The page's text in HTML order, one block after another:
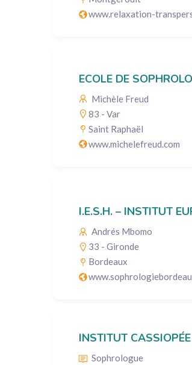
www.relaxation-
ECOLE DE
Michèle Freud
83 - Var
Saint Raphaël
www.michelefreud.com
I.E.S.H. – INSTITUT
Andrés Mbomo
33 - Gironde
Bordeaux
INSTITUT
Sophrologue